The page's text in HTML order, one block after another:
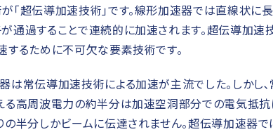
｢超伝導加速技術｣です。線形加速器では直線状に
通過することで連続的に加速されます。超伝導加速
するために不可欠な要素技術です。
は常伝導加速技術による加速が主流でした。しかし
る高周波電力の約半分は加速空洞部分での電気抵抗
の半分しかビームに伝達されません。超伝導加速器